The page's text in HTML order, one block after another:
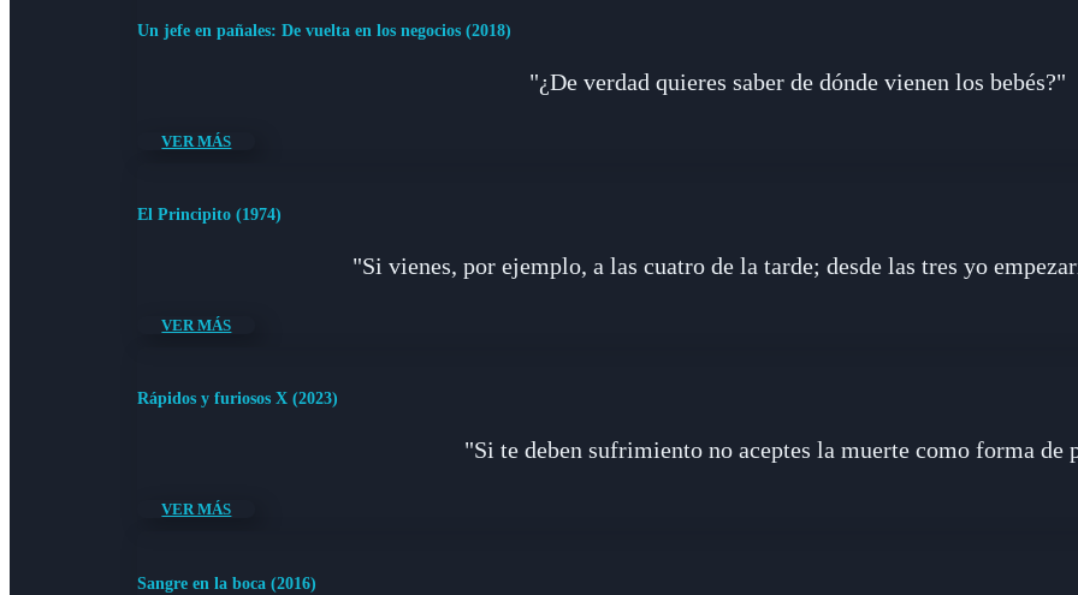
Un jefe en pañales: De vuelta en los negocios (2018)
"¿De verdad quieres saber de dónde vienen los bebés?"
VER MÁS
El Principito (1974)
"Si vienes, por ejemplo, a las cuatro de la tarde; desde las tres yo
VER MÁS
Rápidos y furiosos X (2023)
"Si te deben sufrimiento no aceptes la muerte como forma de
VER MÁS
Sangre en la boca (2016)